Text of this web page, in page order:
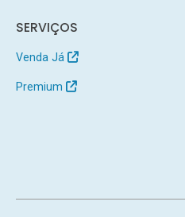
SERVIÇOS
Venda Já
Premium